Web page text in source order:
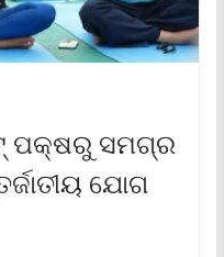
ପକ୍ଷରୁ ସମଗ୍ର
ଯୋଗ